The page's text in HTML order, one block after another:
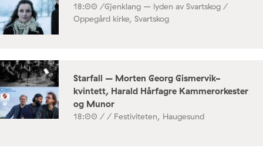
18:00 /Gjenklang – lyden av Svartskog /
Oppegård kirke, Svartskog
Starfall – Morten Georg Gismervik-
kvintett, Harald Hårfagre Kammerorkester
og Munor
18:00 / / Festiviteten, Haugesund